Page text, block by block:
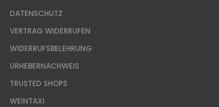
DATENSCHUTZ
VERTRAG WIDERRUFEN
WIDERRUFSBELEHRUNG
URHEBERNACHWEIS
TRUSTED SHOPS
WEINTAXI